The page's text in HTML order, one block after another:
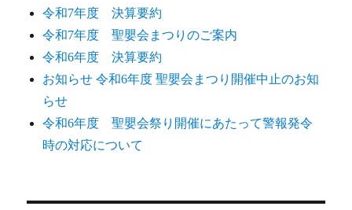
令和7年度 決算要約
令和7年度 聖嬰会まつりのご案内
令和6年度 決算要約
お知らせ 令和6年度 聖嬰会まつり開催中止のお知
らせ
令和6年度 聖嬰会祭り開催にあたって警報発令
時の対応について